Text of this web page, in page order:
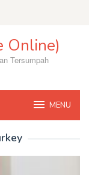
Online)
Tersumpah
MENU